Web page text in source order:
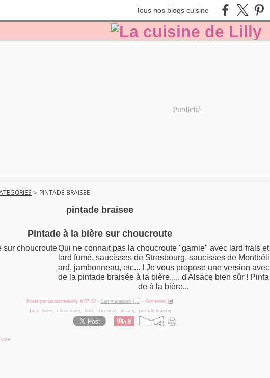
Tous nos blogs cuisine
Publicité
> PINTADE BRAISEE
pintade braisee
Pintade à la bière sur choucroute
Qui ne connait pas la choucroute "garnie" avec lard frais et
lard fumé, saucisses de Strasbourg, saucisses de Montbéli
ard, jambonneau, etc... ! Je vous propose une version avec
de la pintade braisée à la bière..... d'Alsace bien sûr ! Pinta
de à la bière...
Posté par lacuisinedelilly à 07:00 - Commentaires [ …] - Permalien [#]
Tags: bière, choucroute, lard , saucisse, alsace, pintade braisée
vote